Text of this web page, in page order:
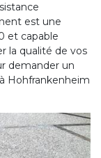
est une
et capable
la qualité de vos
demander un
Hohfrankenheim